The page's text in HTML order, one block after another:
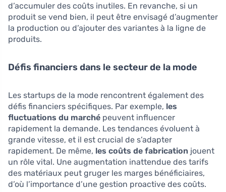
d’accumuler des coûts inutiles. En revanche, si un
produit se vend bien, il peut être envisagé d’augmenter
la production ou d’ajouter des variantes à la ligne de
produits.
Défis financiers dans le secteur de la mode
Les startups de la mode rencontrent également des
défis financiers spécifiques. Par exemple, les
fluctuations du marché peuvent influencer
rapidement la demande. Les tendances évoluent à
grande vitesse, et il est crucial de s’adapter
rapidement. De même, les coûts de fabrication jouent
un rôle vital. Une augmentation inattendue des tarifs
des matériaux peut gruger les marges bénéficiaires,
d’où l’importance d’une gestion proactive des coûts.